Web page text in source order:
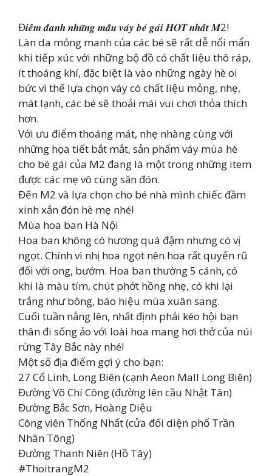
Đ𝒊𝒆̂̉𝒎 𝒅𝒂𝒏𝒉 𝒏𝒉𝒖̛̃𝒏𝒈 𝒎𝒂̂̃𝒖 𝒗𝒂́𝒚 𝒃𝒆́ 𝒈𝒂́𝒊 𝑯𝑶𝑻 𝒏𝒉𝒂̂́𝒕 𝑴2!
Làn da mỏng manh của các bé sẽ rất dễ nổi mẩn
khi tiếp xúc với những bộ đồ có chất liệu thô ráp,
ít thoáng khí, đặc biệt là vào những ngày hè oi
bức vì thế lựa chọn váy có chất liệu mỏng, nhẹ,
mát lạnh, các bé sẽ thoải mái vui chơi thỏa thích
hơn.
Với ưu điểm thoáng mát, nhẹ nhàng cùng với
những họa tiết bắt mắt, sản phẩm váy mùa hè
cho bé gái của M2 đang là một trong những item
được các mẹ vô cùng săn đón.
Đến M2 và lựa chọn cho bé nhà mình chiếc đầm
xinh xắn đón hè mẹ nhé!
Mùa hoa ban Hà Nội
Hoa ban không có hương quá đậm nhưng có vị
ngọt. Chính vì nhị hoa ngọt nên hoa rất quyến rũ
đối với ong, bướm. Hoa ban thường 5 cánh, có
khi là màu tím, chút phớt hồng nhẹ, có khi lại
trắng như bông, báo hiệu mùa xuân sang.
Cuối tuần nắng lên, nhất định phải kéo hội bạn
thân đi sống ảo với loài hoa mang hơi thở của núi
rừng Tây Bắc này nhé!
Một số địa điểm gợi ý cho bạn:
27 Cổ Linh, Long Biên (cạnh Aeon Mall Long Biên)
Đường Võ Chí Công (đường lên cầu Nhật Tân)
Đường Bắc Sơn, Hoàng Diệu
Công viên Thống Nhất (cửa đối diện phố Trần
Nhân Tông)
Đường Thanh Niên (Hồ Tây)
#ThoitrangM2